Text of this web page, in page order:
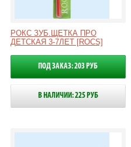
РОКС ЗУБ.ЩЕТКА ПРО
ДЕТСКАЯ 3-7ЛЕТ [ROCS]
ПОД ЗАКАЗ: 203 РУБ
В НАЛИЧИИ: 225 РУБ